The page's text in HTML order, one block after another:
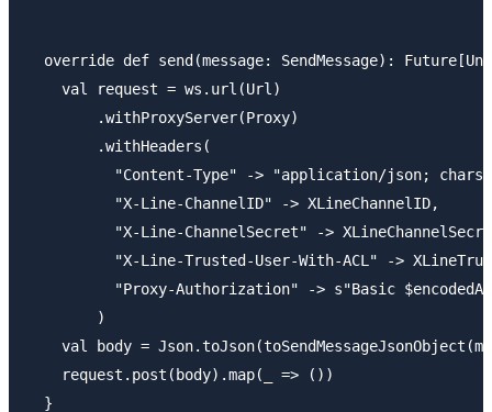
override def send(message: SendMessage):
    val request = ws.url(Url)
        .withProxyServer(Proxy)
        .withHeaders(
"Content-Type" -> "application/json;
          "X-Line-ChannelID" -> XLineChannelID,
"X-Line-ChannelSecret" ->
"X-Line-Trusted-User-With-ACL" ->
"Proxy-Authorization" -> s"Basic
        )
val body =
    request.post(body).map(_ => ())
  }